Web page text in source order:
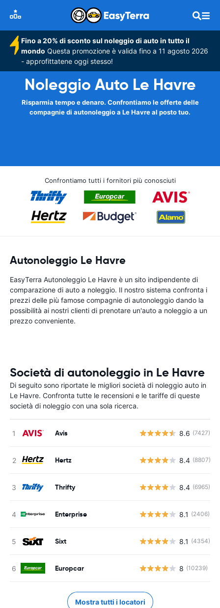
Fino a 20% di sconto sul noleggio di auto in tutto il
mondo Questa promozione è valida fino a 11 agosto 2026
- approfittatene oggi stesso!
Noleggio Auto Le Havre
Risparmia tempo e denaro. Confrontiamo le offerte delle
compagnie di autonoleggio a Le Havre al posto tuo.
Confrontiamo tutti i fornitori più conosciuti
Autonoleggio Le Havre
EasyTerra Autonoleggio Le Havre è un sito indipendente di
comparazione di auto a noleggio. Il nostro sistema confronta i
prezzi delle più famose compagnie di autonoleggio dando la
possibilità ai nostri clienti di prenotare un'auto a noleggio a un
prezzo conveniente.
Società di autonoleggio in Le Havre
Di seguito sono riportate le migliori società di noleggio auto in
Le Havre. Confronta tutte le recensioni e le tariffe di queste
società di noleggio con una sola ricerca.
Avis 8.6 (7427)
Hertz 8.4 (8807)
Thrifty 8.4 (6965)
Enterprise 8.1 (2406)
Sixt 8.1 (4354)
Europcar 8 (10239)
Mostra tutti i locatori